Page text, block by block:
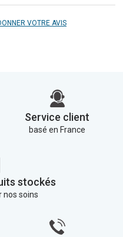
VOTRE AVIS
Service client
basé en France
stockés
nos soins